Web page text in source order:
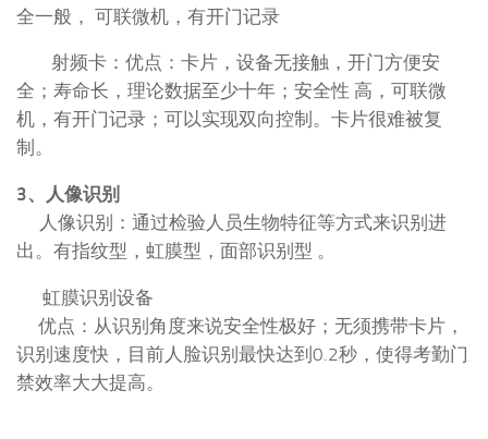
全一般， 可联微机，有开门记录
射频卡：优点：卡片，设备无接触，开门方便安
全；寿命长，理论数据至少十年；安全性 高，可联微
机，有开门记录；可以实现双向控制。卡片很难被复
制。
3、人像识别
人像识别：通过检验人员生物特征等方式来识别进
出。有指纹型，虹膜型，面部识别型 。
虹膜识别设备
优点：从识别角度来说安全性极好；无须携带卡片，
识别速度快，目前人脸识别最快达到0.2秒，使得考勤门
禁效率大大提高。